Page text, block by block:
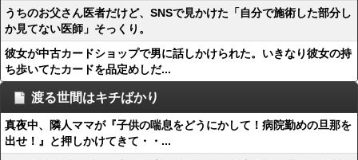
うちのお父さん医者だけど、SNSで見かけた「自分で施術した部分し
か見てない医師」そっくり。
彼女が中古カードショップで男に話しかけられた。いきなり彼女の持
ち歩いてたカードを品定めしだ...
渡る世間はキチばかり
真夜中、隣人ママが『子供の喘息をどうにかして！病院勤めの旦那を
出せ！』と押しかけてきて・・...